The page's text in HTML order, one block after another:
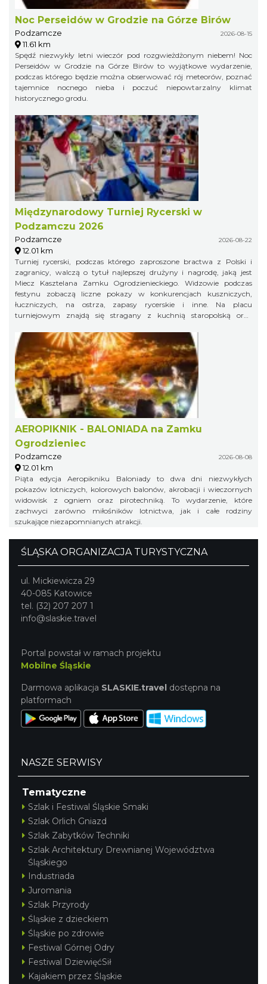
Noc Perseidów w Grodzie na Górze Birów
Podzamcze 2026-08-15
11.61 km
Spędź niezwykły letni wieczór pod rozgwieżdżonym niebem! Noc
Perseidów w Grodzie na Górze Birów to wyjątkowe wydarzenie,
podczas którego będzie można obserwować rój meteorów, poznać
tajemnice nocnego nieba i poczuć niepowtarzalny klimat
historycznego grodu.
Międzynarodowy Turniej Rycerski w
Podzamczu 2026
Podzamcze 2026-08-22
12.01 km
Turniej rycerski, podczas którego zaproszone bractwa z Polski i
zagranicy, walczą o tytuł najlepszej drużyny i nagrodę, jaką jest
Miecz Kasztelana Zamku Ogrodzienieckiego. Widzowie podczas
festynu zobaczą liczne pokazy w konkurencjach kuszniczych,
łuczniczych, na ostrza, zapasy rycerskie i inne. Na placu
turniejowym znajdą się stragany z kuchnią staropolską oraz
AEROPIKNIK - BALONIADA na Zamku
Ogrodzieniec
Podzamcze 2026-08-08
12.01 km
Piąta edycja Aeropikniku Baloniady to dwa dni niezwykłych
pokazów lotniczych, kolorowych balonów, akrobacji i wieczornych
widowisk z ogniem oraz pirotechniką. To wydarzenie, które
zachwyci zarówno miłośników lotnictwa, jak i całe rodziny
szukające niezapomnianych atrakcji.
ŚLĄSKA ORGANIZACJA TURYSTYCZNA
ul. Mickiewicza 29
40-085 Katowice
tel. (32) 207 207 1
info@slaskie.travel
Portal powstał w ramach projektu
Mobilne Śląskie
Darmowa aplikacja SLASKIE.travel dostępna na
platformach
NASZE SERWISY
Tematyczne
Szlak i Festiwal Śląskie Smaki
Szlak Orlich Gniazd
Szlak Zabytków Techniki
Szlak Architektury Drewnianej Województwa
Śląskiego
Industriada
Juromania
Szlak Przyrody
Śląskie z dzieckiem
Śląskie po zdrowie
Festiwal Górnej Odry
Festiwal DziewięćSił
Kajakiem przez Śląskie